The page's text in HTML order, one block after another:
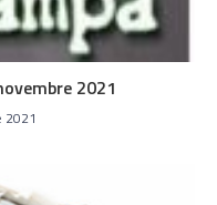
2021
2021